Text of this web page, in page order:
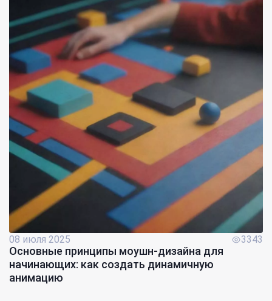
08 июля 2025 3343
Основные принципы моушн-дизайна для
начинающих: как создать динамичную
анимацию